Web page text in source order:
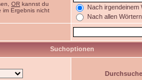
OR kannst du
im Ergebnis nicht
Nach irgendeinem
Nach allen
Suchoptionen